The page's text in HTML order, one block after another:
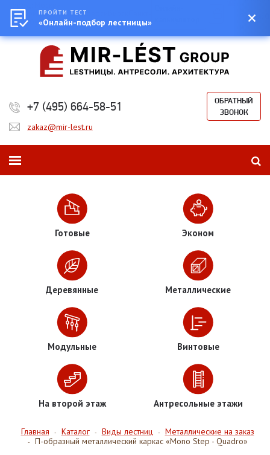
ЕкатеринбургКазаньНовосибирск
Петербург
Сумма:
+7 (495) 664-58-51
ОБРАТНЫЙ
ЗВОНОК
zakaz@mir-lest.ru
Готовые Эконом
Деревянные Металлические
Модульные Винтовые
На второй этаж Антресольные этажи
Главная - Каталог - Виды лестниц - Металлические на заказ
- П-образный металлический каркас «Mono Step - Quadro»
ПРОЙТИ ТЕСТ
«Онлайн-подбор лестницы»